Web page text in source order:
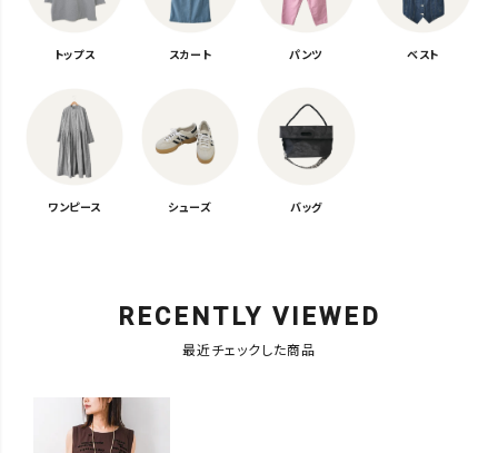
トップス スカート パンツ ベスト
ワンピース シューズ バッグ
RECENTLY VIEWED
最近チェックした商品